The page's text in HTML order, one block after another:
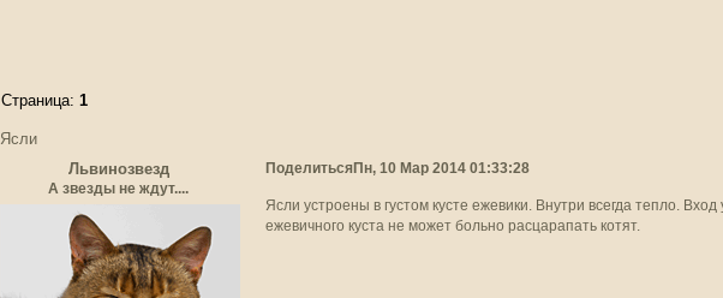
Ясли
Страница: 1
ПоделитьсяПн, 10 Мар 2014 01:33:28
Львинозвезд
А звезды не ждут....
Ясли устроены в густом кусте ежевики. Внутри всегда тепло.
ежевичного куста не может больно расцарапать котят.